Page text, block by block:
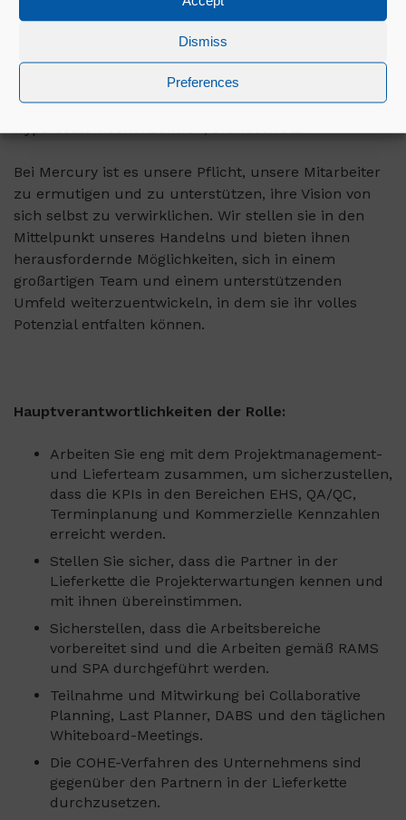
Dismiss
Preferences
Wir verwirklichen die Visionen unserer Kunden durch
hochmoderne Konstruktionslösungen in zahlreichen
Sektoren, darunter: Unternehmens-Rechenzentren,
Spitzentechnologie und Biowissenschaften,
Hyperscale-Rechenzentren, Brandschutz.
Bei Mercury ist es unsere Pflicht, unsere Mitarbeiter
zu ermutigen und zu unterstützen, ihre Vision von
sich selbst zu verwirklichen. Wir stellen sie in den
Mittelpunkt unseres Handelns und bieten ihnen
herausfordernde Möglichkeiten, sich in einem
großartigen Team und einem unterstützenden
Umfeld weiterzuentwickeln, in dem sie ihr volles
Potenzial entfalten können.
Hauptverantwortlichkeiten der Rolle:
Arbeiten Sie eng mit dem Projektmanagement-
und Lieferteam zusammen, um sicherzustellen,
dass die KPIs in den Bereichen EHS, QA/QC,
Terminplanung und Kommerzielle Kennzahlen
erreicht werden.
Stellen Sie sicher, dass die Partner in der
Lieferkette die Projekterwartungen kennen und
mit ihnen übereinstimmen.
Sicherstellen, dass die Arbeitsbereiche
vorbereitet sind und die Arbeiten gemäß RAMS
und SPA durchgeführt werden.
Teilnahme und Mitwirkung bei Collaborative
Planning, Last Planner, DABS und den täglichen
Whiteboard-Meetings.
Die COHE-Verfahren des Unternehmens sind
gegenüber den Partnern in der Lieferkette
durchzusetzen.